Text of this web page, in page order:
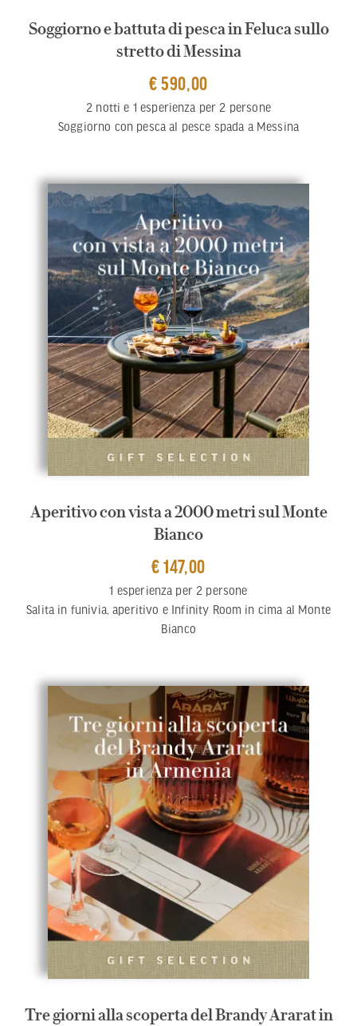
Soggiorno e battuta di pesca in Feluca sullo
stretto di Messina
€ 590,00
2 notti e 1 esperienza per 2 persone
Soggiorno con pesca al pesce spada a Messina
Aperitivo con vista a 2000 metri sul Monte
Bianco
€ 147,00
1 esperienza per 2 persone
Salita in funivia, aperitivo e Infinity Room in cima al Monte
Bianco
Tre giorni alla scoperta del Brandy Ararat in